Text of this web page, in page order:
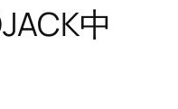
中